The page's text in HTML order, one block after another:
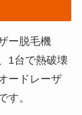
ー脱毛機
1台で熱破壊
ードレーザ
す。